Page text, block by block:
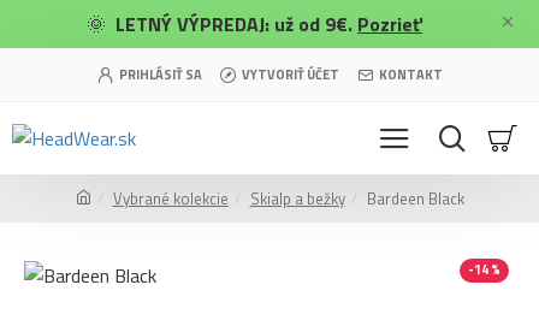
🌞 LETNÝ VÝPREDAJ: už od 9€. Pozrieť
PRIHLÁSIŤ SA VYTVORIŤ ÚČET KONTAKT
Vybrané kolekcie Skialp a bežky Bardeen Black
-14 %